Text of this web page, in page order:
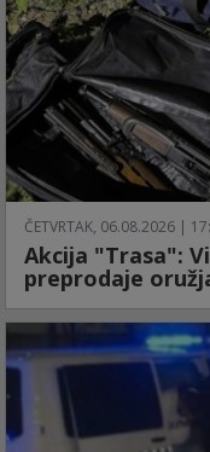
ČETVRTAK, 06.08.2026 |
Akcija "Trasa":
preprodaje